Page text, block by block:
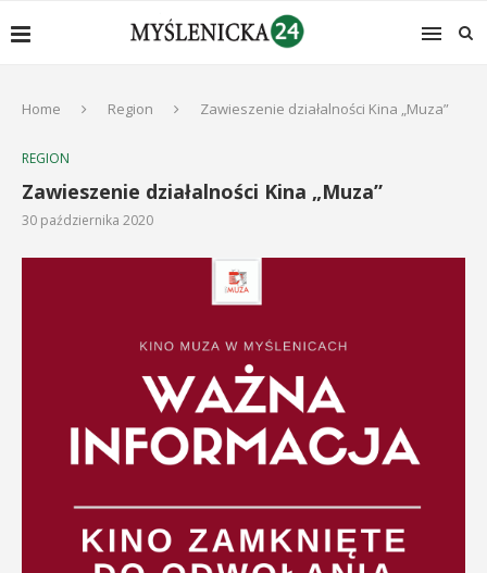
Home Region Zawieszenie działalności Kina „Muza”
REGION
Zawieszenie działalności Kina „Muza”
30 października 2020